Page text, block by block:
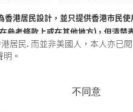
香港居民設計，並只提供香港市民
參考條款上或在其他地方)，但清楚
認為可靠之來源，且均以真誠提供
會，亦沒有義務更新網站內容，或
居民. 而並非美國人，本人亦已
。
不同意